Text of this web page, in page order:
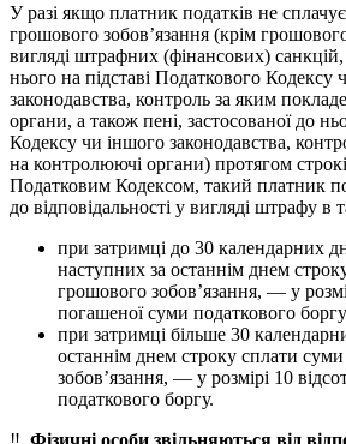
У разі якщо платник податків не
грошового зобов’язання (крім
вигляді штрафних (фінансових)
нього на підставі Податкового Кодексу
законодавства, контроль за яким
органи, а також пені, застосованої до
Кодексу чи іншого законодавства,
на контролюючі органи) протягом
Податковим Кодексом, такий платник
до відповідальності у вигляді штрафу в
при затримці до 30 календарних
наступних за останнім днем
грошового зобов’язання, — у
погашеної суми податкового
при затримці більше 30
останнім днем строку сплати
зобов’язання, — у розмірі 10
податкового боргу.
‼️ Фізичні особи звільняються від